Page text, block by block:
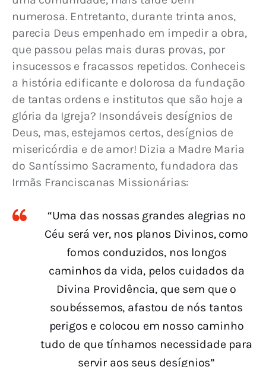
numerosa. Entretanto, durante trinta anos,
parecia Deus empenhado em impedir a obra,
que passou pelas mais duras provas, por
insucessos e fracassos repetidos. Conheceis
a história edificante e dolorosa da fundação
de tantas ordens e institutos que são hoje a
glória da Igreja? Insondáveis desígnios de
Deus, mas, estejamos certos, desígnios de
misericórdia e de amor! Dizia a Madre Maria
do Santíssimo Sacramento, fundadora das
Irmãs Franciscanas Missionárias:
“Uma das nossas grandes alegrias no
Céu será ver, nos planos Divinos, como
fomos conduzidos, nos longos
caminhos da vida, pelos cuidados da
Divina Providência, que sem que o
soubéssemos, afastou de nós tantos
perigos e colocou em nosso caminho
tudo de que tínhamos necessidade para
servir aos seus desígnios”